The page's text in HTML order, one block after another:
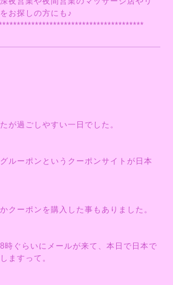
お探しの方にも♪
が過ごしやすい一日でした。
ルーポンというクーポンサイトが日本
クーポンを購入した事もありました。
時ぐらいにメールが来て、本日で日本で
ますって。